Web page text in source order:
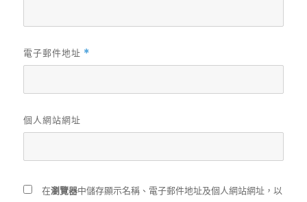
電子郵件地址 *
個人網站網址
在瀏覽器中儲存顯示名稱、電子郵件地址及個人網站網址，以